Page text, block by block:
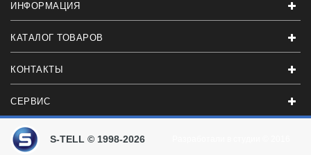
ИНФОРМАЦИЯ
КАТАЛОГ ТОВАРОВ
КОНТАКТЫ
СЕРВИС
S-TELL © 1998-2026